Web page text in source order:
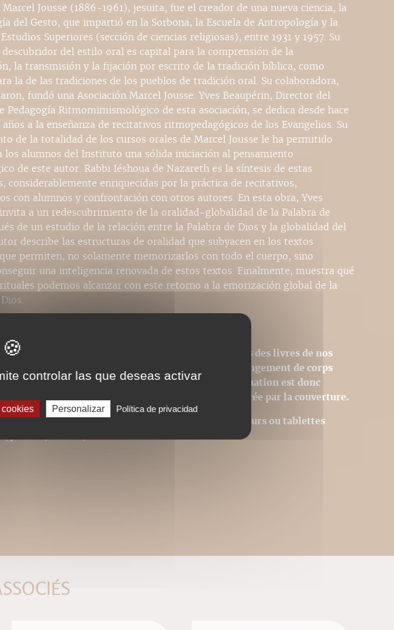
Marcel Jousse (1886-1961), jesuita, fue el creador de una nueva ciencia, la
del Gesto, que impartió en la Sorbona, la Escuela de Antropología y la
Superiores (sección de ciencias religiosas), entre 1931 y 1957. Su
del estilo oral es capital para la comprensión de la
la transmisión y la fijación por escrito de la tradición bíblica, como
la de las tradiciones de los pueblos de tradición oral. Su colaboradora,
fundó una Asociación Marcel Jousse. Yves Beaupérin, Director del
Pedagogía Ritmomimismológico de esta asociación, se dedica desde hace
a la enseñanza de recitativos ritmopedagógicos de los Evangelios. Su
de la totalidad de los cursos orales de Marcel Jousse le ha permitido
los alumnos del Instituto una sólida iniciación al pensamiento
de este autor. Rabbi Iéshoua de Nazareth es la síntesis de estas
considerablemente enriquecidas por la práctica de recitativos,
con alumnos y confrontación con otros autores. En esta obra, Yves
a un redescubrimiento de la oralidad-globalidad de la Palabra de
de un estudio de la relación entre la Palabra de Dios y la globalidad del
describe las estructuras de oralidad que subyacen en los textos
permiten, no solamente memorizarlos con todo el cuerpo, sino
una inteligencia renovada de estos textos. Finalmente, muestra qué
podemos alcanzar con este retorno a la emorización global de la
Nos ebooks sont des versions PDF homothétiques des livres de nos
catalogues. Ils ne sont donc pas modifiables (changement de corps
pour la police, modification des images). La pagination est donc
respectée et la première page du livre est remplacée par la couverture.
être lu par le logiciel Acrobat © sur des ordinateurs ou tablettes
controlar las que deseas activar
cookies Personalizar Política de privacidad